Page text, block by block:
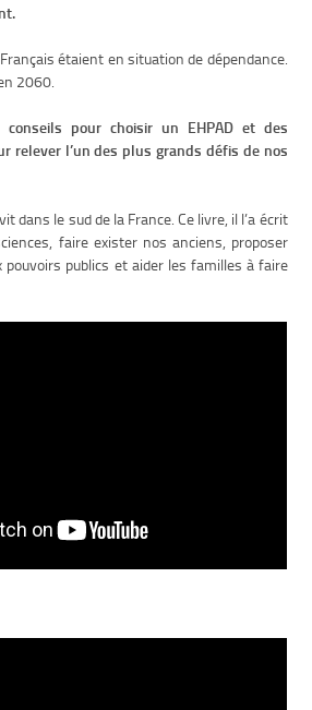
étaient en situation de dépendance.
2060.
conseils pour choisir un EHPAD et des
relever l’un des plus grands défis de nos
dans le sud de la France. Ce livre, il l’a écrit
faire exister nos anciens, proposer
pouvoirs publics et aider les familles à faire